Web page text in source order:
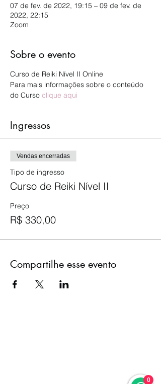
07 de fev. de 2022, 19:15 – 09 de fev. de
2022, 22:15
Zoom
Sobre o evento
Curso de Reiki Nível II Online
Para mais informações sobre o conteúdo
do Curso clique aqui
Ingressos
Vendas encerradas
Tipo de ingresso
Curso de Reiki Nível II
Preço
R$ 330,00
Compartilhe esse evento
0